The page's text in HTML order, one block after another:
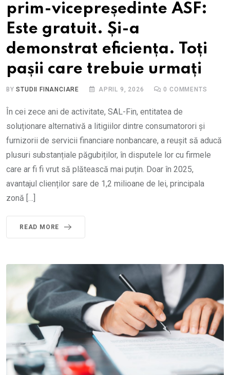
prim-vicepreședinte ASF:
Este gratuit. Și-a
demonstrat eficiența. Toți
pașii care trebuie urmați
BYSTUDII FINANCIARE APRIL 9, 2026 0 COMMENTS
În cei zece ani de activitate, SAL-Fin, entitatea de
soluționare alternativă a litigiilor dintre consumatorori și
furnizorii de servicii financiare nonbancare, a reușit să aducă
plusuri substanțiale păgubiților, în disputele lor cu firmele
care ar fi fi vrut să plătească mai puțin. Doar în 2025,
avantajul clienților sare de 1,2 milioane de lei, principala
zonă […]
READ MORE